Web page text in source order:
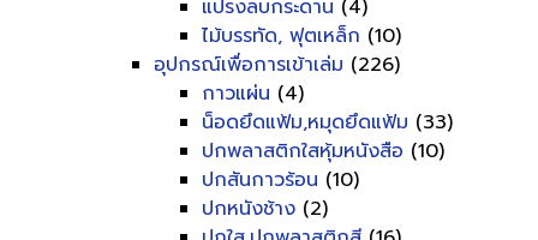
แปรงลบกระดาน (4)
ไม้บรรทัด, ฟุตเหล็ก (10)
อุปกรณ์เพื่อการเข้าเล่ม (226)
กาวแผ่น (4)
น็อดยึดแฟ้ม,หมุดยึดแฟ้ม (33)
ปกพลาสติกใสหุ้มหนังสือ (10)
ปกสันกาวร้อน (10)
ปกหนังช้าง (2)